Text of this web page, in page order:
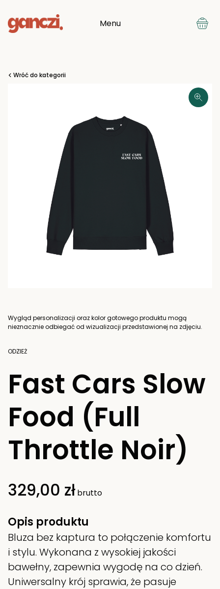
Menu
Wróć do kategorii
Wygląd personalizacji oraz kolor gotowego produktu mogą
nieznacznie odbiegać od wizualizacji przedstawionej na zdjęciu.
ODZIEŻ
Fast Cars Slow
Food (Full
Throttle Noir)
329,00 złbrutto
Opis produktu
Bluza bez kaptura to połączenie komfortu
i stylu. Wykonana z wysokiej jakości
bawełny, zapewnia wygodę na co dzień.
Uniwersalny krój sprawia, że pasuje